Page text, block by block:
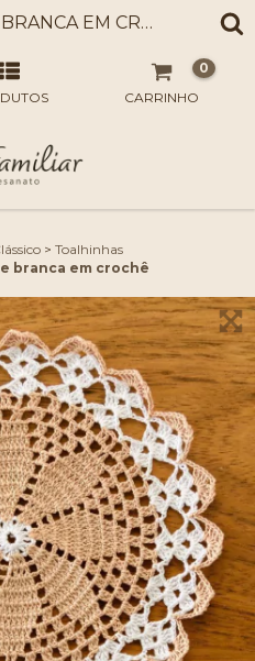
TOALHINHA BEGE E BRANCA EM CROCHÊ
CARRINHO
0
> Toalhinhas
branca em crochê